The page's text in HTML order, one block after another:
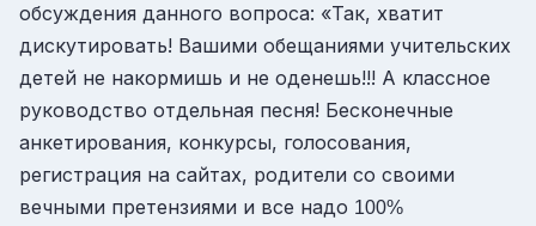
обсуждения данного вопроса: «Так, хватит
дискутировать! Вашими обещаниями учительских
детей не накормишь и не оденешь!!! А классное
руководство отдельная песня! Бесконечные
анкетирования, конкурсы, голосования,
регистрация на сайтах, родители со своими
вечными претензиями и все надо 100%